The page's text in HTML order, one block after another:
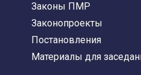
Законы ПМР
Законопроекты
Постановления
Материалы для